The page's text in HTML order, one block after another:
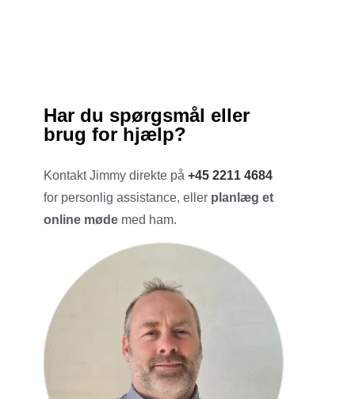
Har du spørgsmål eller
brug for hjælp?
Kontakt Jimmy direkte på+45 2211 4684
for personlig assistance, eller planlæg et
online møde med ham.